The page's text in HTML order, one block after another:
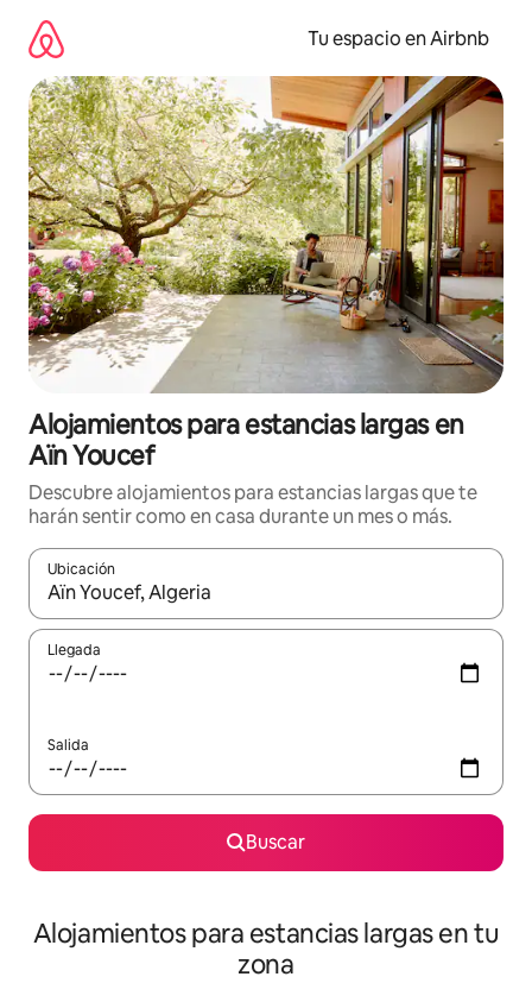
contenido
Tu espacio en Airbnb
Alojamientos para estancias largas en
Aïn Youcef
Descubre alojamientos para estancias largas que te
harán sentir como en casa durante un mes o más.
Ubicación
Cuando los resultados estén disponibles, podrás navegar
Llegada
Salida
Buscar
Alojamientos para estancias largas en tu
zona